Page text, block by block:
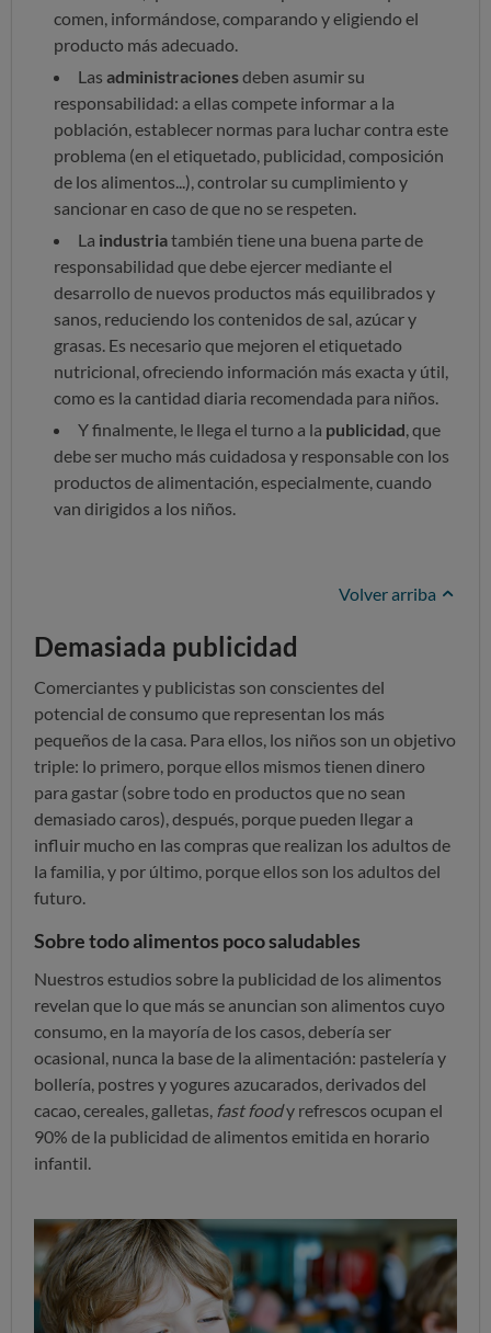
comen, informándose, comparando y eligiendo el
producto más adecuado.
Las administracionesdeben asumir su
responsabilidad: a ellas compete informar a la
población, establecer normas para luchar contra este
problema (en el etiquetado, publicidad, composición
de los alimentos...), controlar su cumplimiento y
sancionar en caso de que no se respeten.
La industriatambién tiene una buena parte de
responsabilidad que debe ejercer mediante el
desarrollo de nuevos productos más equilibrados y
sanos, reduciendo los contenidos de sal, azúcar y
grasas. Es necesario que mejoren el etiquetado
nutricional, ofreciendo información más exacta y útil,
como es la cantidad diaria recomendada para niños.
Y finalmente, le llega el turno a la publicidad , que
debe ser mucho más cuidadosa y responsable con los
productos de alimentación, especialmente, cuando
van dirigidos a los niños.
Volver arriba
Demasiada publicidad
Comerciantes y publicistas son conscientes del
potencial de consumo que representan los más
pequeños de la casa. Para ellos, los niños son un objetivo
triple: lo primero, porque ellos mismos tienen dinero
para gastar (sobre todo en productos que no sean
demasiado caros), después, porque pueden llegar a
influir mucho en las compras que realizan los adultos de
la familia, y por último, porque ellos son los adultos del
futuro.
Sobre todo alimentos poco saludables
Nuestros estudios sobre la publicidad de los alimentos
revelan que lo que más se anuncian son alimentos cuyo
consumo, en la mayoría de los casos, debería ser
ocasional, nunca la base de la alimentación: pastelería y
bollería, postres y yogures azucarados, derivados del
cacao, cereales, galletas, fast foody refrescos ocupan el
90% de la publicidad de alimentos emitida en horario
infantil.